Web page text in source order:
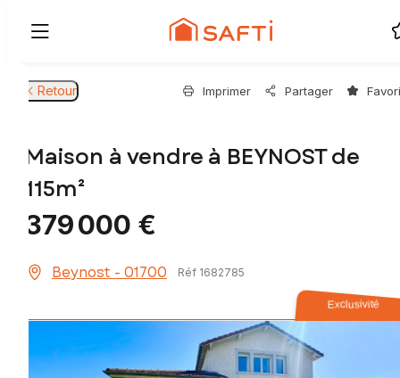
Retour Imprimer Partager
Maison à vendre à BEYNOST de
115m²
379 000 €
Beynost - 01700 Réf 1682785
Exclusivité